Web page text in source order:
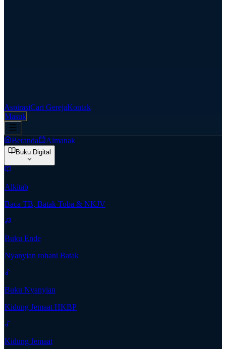
AspirasiCari GerejaKontak
Masuk
Beranda Almanak
Buku Digital
Alkitab
Baca TB, Batak Toba & NKJV
Buku Ende
Nyanyian rohani Batak
Buku Nyanyian
Kidung Jemaat HKBP
Kidung Jemaat